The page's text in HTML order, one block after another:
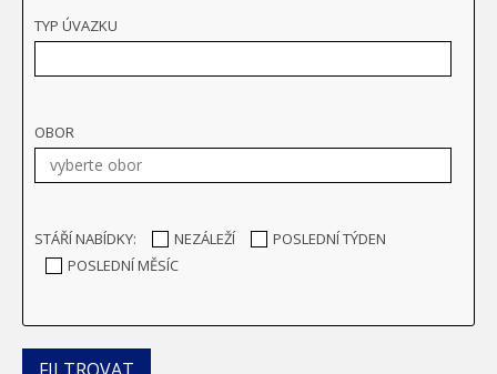
TYP ÚVAZKU
OBOR
STÁŘÍ NABÍDKY: NEZÁLEŽÍ
POSLEDNÍ TÝDEN
POSLEDNÍ MĚSÍC